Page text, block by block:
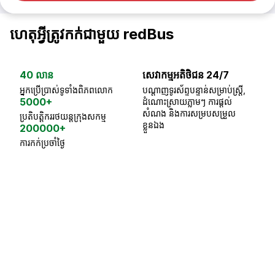
ហេតុអ្វីត្រូវកក់ជាមួយ redBus
40 លាន
អ្នកប្រើប្រាស់ទូទាំងពិភពលោក
5000+
ប្រតិបត្តិកររថយន្តក្រុងសកម្ម
200000+
ការកក់ប្រចាំថ្ងៃ
សេវាកម្មអតិថិជន 24/7
បណ្តាញទូរស័ព្ទបន្ទាន់សម្រាប់ស្ត្រី,
ដំណោះស្រាយភ្លាមៗ ការផ្តល់
សំណង និងការសម្របសម្រួល
ខ្លួនឯង